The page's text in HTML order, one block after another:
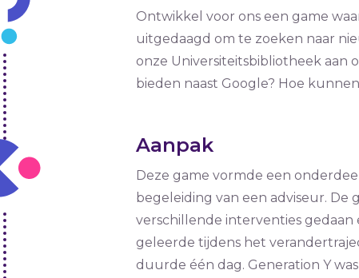
Ontwikkel voor ons een game
uitgedaagd om te zoeken naar
onze Universiteitsbibliotheek aan
bieden naast Google? Hoe
Aanpak
Deze game vormde een
begeleiding van een adviseur. De
verschillende interventies
geleerde tijdens het
duurde één dag. Generation Y